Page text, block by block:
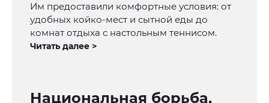
Им предоставили комфортные условия: от
удобных койко-мест и сытной еды до
комнат отдыха с настольным теннисом.
Читать далее >
Национальная борьба,